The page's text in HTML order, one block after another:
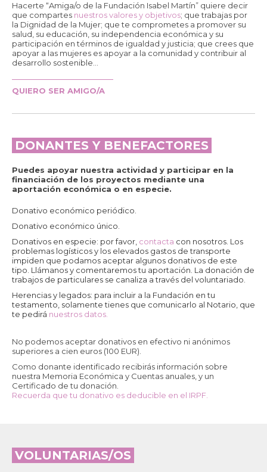
Hacerte “Amiga/o de la Fundación Isabel Martín” quiere decir
que compartes nuestros valores y objetivos; que trabajas por
la Dignidad de la Mujer; que te comprometes a promover su
salud, su educación, su independencia económica y su
participación en términos de igualdad y justicia; que crees que
apoyar a las mujeres es apoyar a la comunidad y contribuir al
desarrollo sostenible...
QUIERO SER AMIGO/A
Los campos marcados con *son obligatorios
Nombre*
Apellidos *
Correo electrónico
Teléfono*
DONANTES Y BENEFACTORES
Puedes apoyar nuestra actividad y participar en la
financiación de los proyectos mediante una
aportación económica o en especie.
Donativo económico periódico.
Donativo económico único.
Donativos en especie: por favor, contacta con nosotros. Los
problemas logísticos y los elevados gastos de transporte
impiden que podamos aceptar algunos donativos de este
tipo. Llámanos y comentaremos tu aportación. La donación de
trabajos de particulares se canaliza a través del voluntariado.
Herencias y legados: para incluir a la Fundación en tu
testamento, solamente tienes que comunicarlo al Notario, que
te pedirá nuestros datos.
No podemos aceptar donativos en efectivo ni anónimos
superiores a cien euros (100 EUR).
Como donante identificado recibirás información sobre
nuestra Memoria Económica y Cuentas anuales, y un
Certificado de tu donación.
Recuerda que tu donativo es deducible en el IRPF.
VOLUNTARIAS/OS